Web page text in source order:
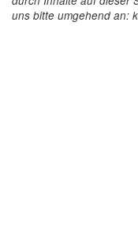
uns bitte umgehend an: